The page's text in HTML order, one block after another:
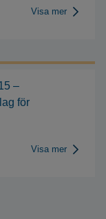
Visa mer
–
för
Visa mer